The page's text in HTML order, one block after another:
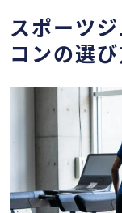
スポーツ
コンの選